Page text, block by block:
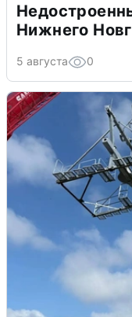
Нижнего
5 августа 0